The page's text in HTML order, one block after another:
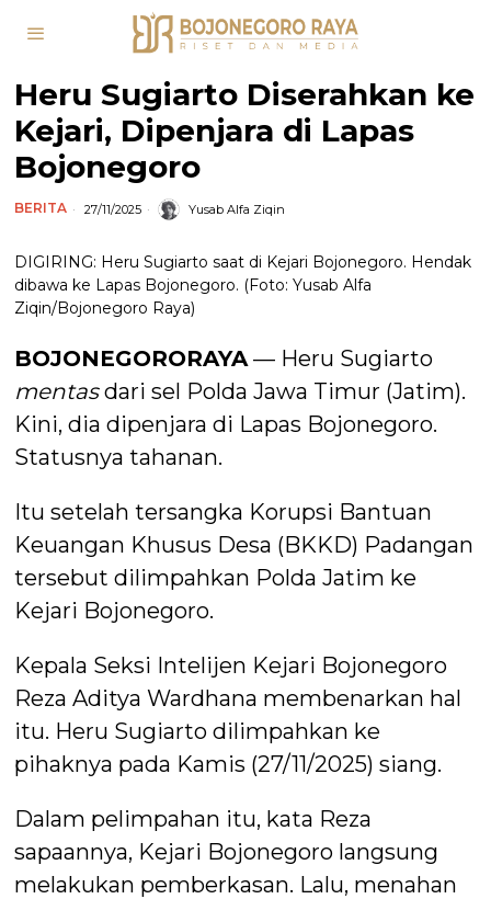
Heru Sugiarto Diserahkan ke
Kejari, Dipenjara di Lapas
Bojonegoro
BERITA 27/11/2025 Yusab Alfa Ziqin
DIGIRING: Heru Sugiarto saat di Kejari Bojonegoro. Hendak
dibawa ke Lapas Bojonegoro. (Foto: Yusab Alfa
Ziqin/Bojonegoro Raya)
BOJONEGORORAYA— Heru Sugiarto
mentasdari sel Polda Jawa Timur (Jatim).
Kini, dia dipenjara di Lapas Bojonegoro.
Statusnya tahanan.
Itu setelah tersangka Korupsi Bantuan
Keuangan Khusus Desa (BKKD) Padangan
tersebut dilimpahkan Polda Jatim ke
Kejari Bojonegoro.
Kepala Seksi Intelijen Kejari Bojonegoro
Reza Aditya Wardhana membenarkan hal
itu. Heru Sugiarto dilimpahkan ke
pihaknya pada Kamis (27/11/2025) siang.
Dalam pelimpahan itu, kata Reza
sapaannya, Kejari Bojonegoro langsung
melakukan pemberkasan. Lalu, menahan